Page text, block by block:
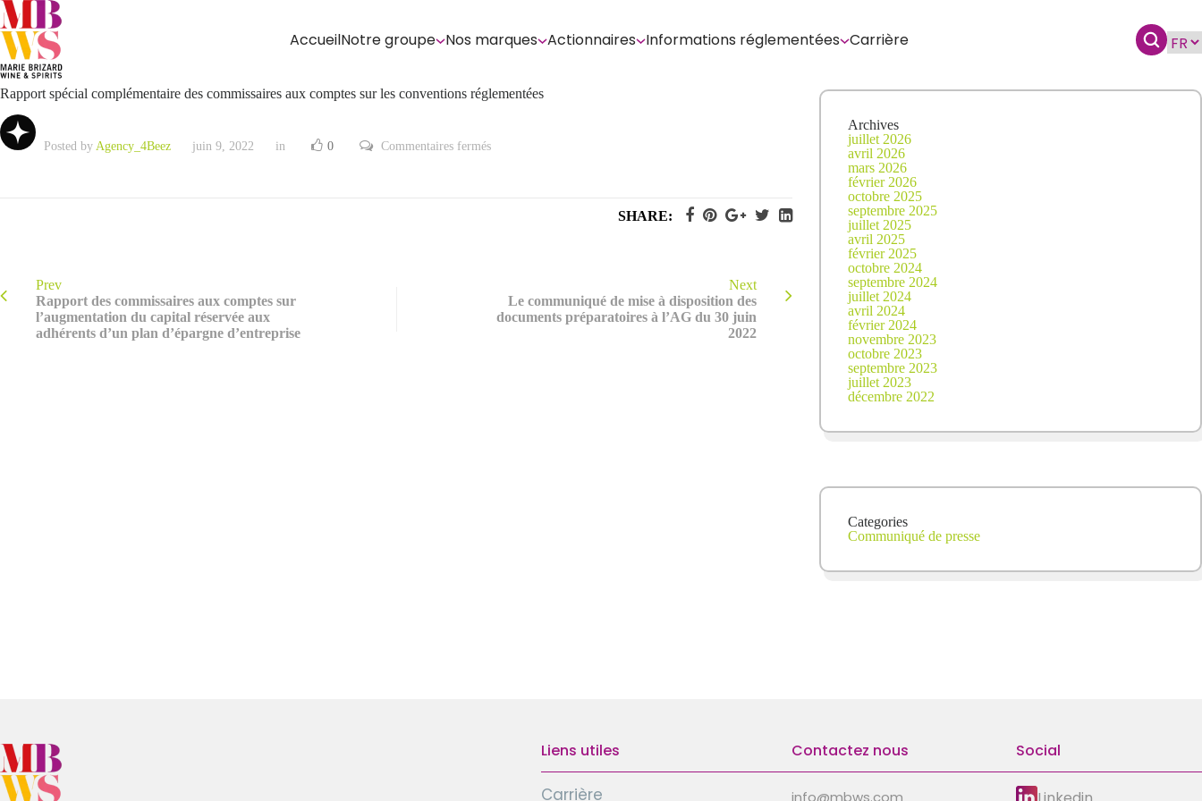
AccueilNotre groupe Nos marques Actionnaires Informations réglementées Carrière
Rapport spécial complémentaire des commissaires aux comptes sur les conventions réglementées
Posted by Agency_4Beez juin 9, 2022 in 0 Commentaires ferméssur
SHARE:
Prev
Rapport des commissaires aux comptes sur
l’augmentation du capital réservée aux
adhérents d’un plan d’épargne d’entreprise
Next
Le communiqué de mise à disposition des
documents préparatoires à l’AG du 30 juin
2022
Archives
juillet 2026
avril 2026
mars 2026
février 2026
octobre 2025
septembre 2025
juillet 2025
avril 2025
février 2025
octobre 2024
septembre 2024
juillet 2024
avril 2024
février 2024
novembre 2023
octobre 2023
septembre 2023
juillet 2023
décembre 2022
Categories
Communiqué de presse
Liens utiles
Carrière
Contactez nous
info@mbws.com
Social